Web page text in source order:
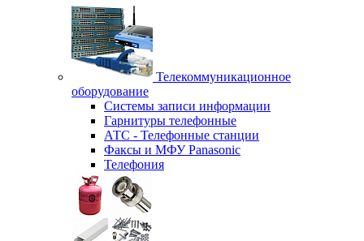
Телекоммуникационное
оборудование
Системы записи информации
Гарнитуры телефонные
АТС - Телефонные станции
Факсы и МФУ Panasonic
Телефония